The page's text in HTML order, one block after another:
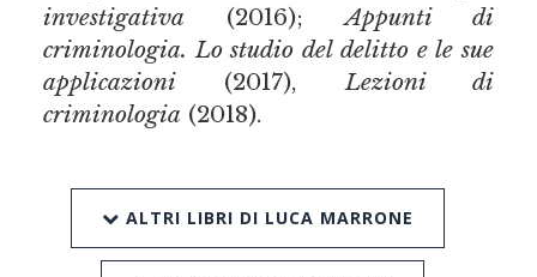
investigativa (2016);Appunti di
criminologia. Lo studio del delitto e le sue
applicazioni(2017),Lezioni di
criminologia (2018).
ALTRI LIBRI DI LUCA MARRONE